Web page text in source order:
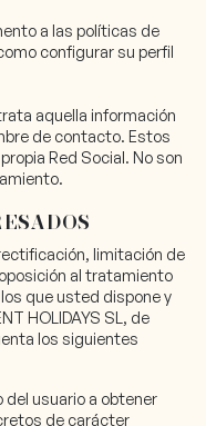
a las políticas de
configurar su perfil
aquella información
de contacto. Estos
Red Social. No son
limitación de
al tratamiento
que usted dispone y
HOLIDAYS SL, de
los siguientes
del usuario a obtener
de carácter